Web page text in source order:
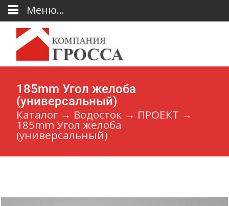
185mm Угол желоба
(универсальный)
Каталог → Водосток → ПРОЕКТ →
185mm Угол желоба
(универсальный)
Меню...